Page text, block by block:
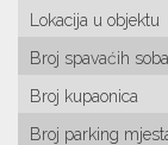
Lokacija u objektu
Broj spavaćih soba
Broj kupaonica
Broj parking